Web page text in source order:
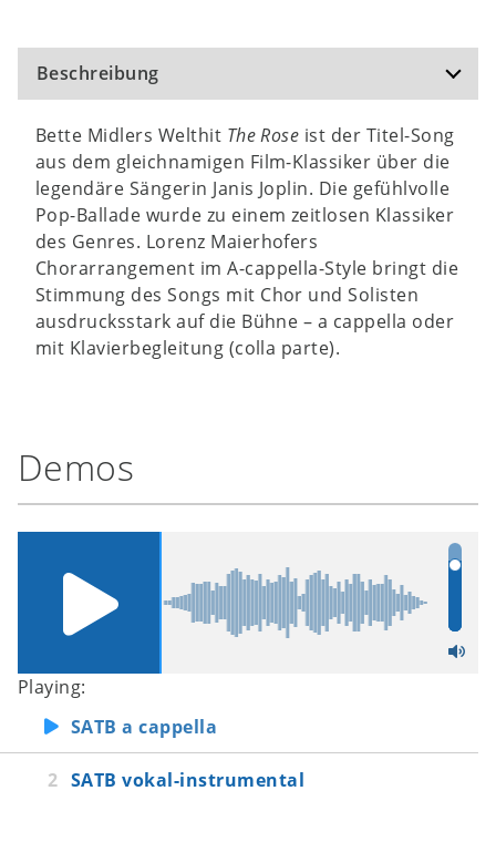
Beschreibung
Bette Midlers Welthit The Rose ist der Titel-Song
aus dem gleichnamigen Film-Klassiker über die
legendäre Sängerin Janis Joplin. Die gefühlvolle
Pop-Ballade wurde zu einem zeitlosen Klassiker
des Genres. Lorenz Maierhofers
Chorarrangement im A-cappella-Style bringt die
Stimmung des Songs mit Chor und Solisten
ausdrucksstark auf die Bühne – a cappella oder
mit Klavierbegleitung (colla parte).
Demos
Playing:
SATB a cappella
SATB vokal-instrumental